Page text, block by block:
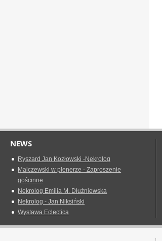
NEWS
Ryszard Jan Kozłowski -Nekrolog
Malczewski w plenerze - Zaproszenie
gościnne
Nekrolog Emilia M. Dłużniewska
Nekrolog - Jan Niksiński
Wystawa Eclectica